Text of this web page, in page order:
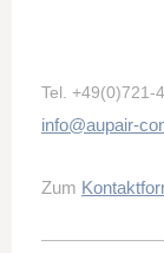
Tel. +49(0)721-
info@aupair-
Zum